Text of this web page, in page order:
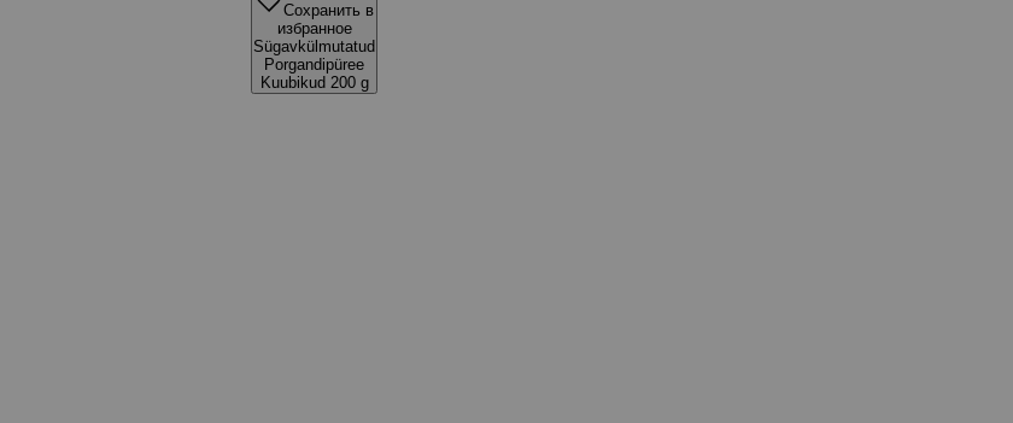
Сохранить в
избранное
Sügavkülmutatud
Porgandipüree
Kuubikud 200 g